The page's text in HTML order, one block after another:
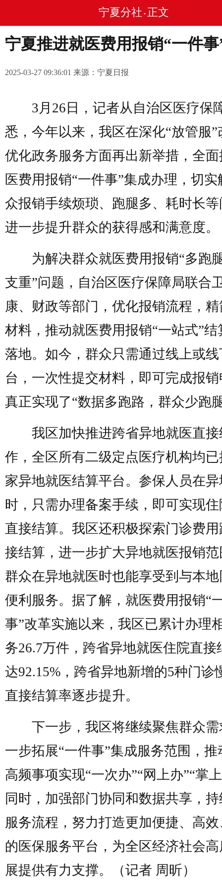
宁夏分社 • 正文
宁夏推进就医费用报销“一件
2025-03-27 09:36:01 来源：宁夏日报
3月26日，记者从自治区医疗保
悉，今年以来，我区在深化“放管服”
优化政务服务方面再出新举措，全
医费用报销“一件事”集成办理，切实
众报销手续烦琐、跑腿多、耗时长
进一步提升群众的获得感和满意度。
为解决群众就医费用报销“多跑
支重”问题，自治区医疗保障局联合
康、财政等部门，优化报销流程，
材料，推动就医费用报销“一站式”结
落地。如今，群众只需通过线上或
台，一次性提交材料，即可完成报
真正实现了“数据多跑路，群众少跑
我区加快推进跨省异地就医直接
作，全区所有二级定点医疗机构均
家异地就医结算平台。参保人员在
时，只需办理备案手续，即可实现
直接结算。我区还积极探索门诊费
接结算，进一步扩大异地就医报销
群众在异地就医时也能享受到与本
便利服务。据了解，就医费用报销“
事”改革实施以来，我区已累计办理
务26.7万件，跨省异地就医住院直接
达92.15%，跨省异地新增的5种门诊
直接结算率逐步提升。
下一步，我区将继续聚焦群众需
一步拓展“一件事”集成服务范围，推
高频事项实现“一次办”“网上办”“掌
同时，加强部门协同和数据共享，
服务流程，努力打造更加便捷、高
的医保服务平台，为全区经济社会
展提供有力支撑。（记者 周昕）